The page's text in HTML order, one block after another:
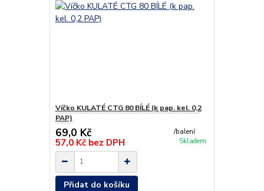
Víčko KULATÉ CTG 80 BÍLÉ (k pap. kel. 0,2
PAP)
69,0 Kč /balení
57,0 Kč bez DPH Skladem
Přidat do košíku